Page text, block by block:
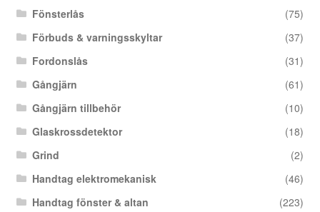
Fönsterlås
(75)
Förbuds & varningsskyltar
(37)
Fordonslås
(31)
Gångjärn
(61)
Gångjärn tillbehör
(10)
Glaskrossdetektor
(18)
Grind
(2)
Handtag elektromekanisk
(46)
Handtag fönster & altan
(223)